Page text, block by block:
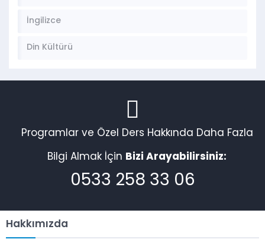
İngilizce
Din Kültürü
Programlar ve Özel Ders Hakkında Daha Fazla
Bilgi Almak İçin Bizi Arayabilirsiniz:
0533 258 33 06
Hakkımızda